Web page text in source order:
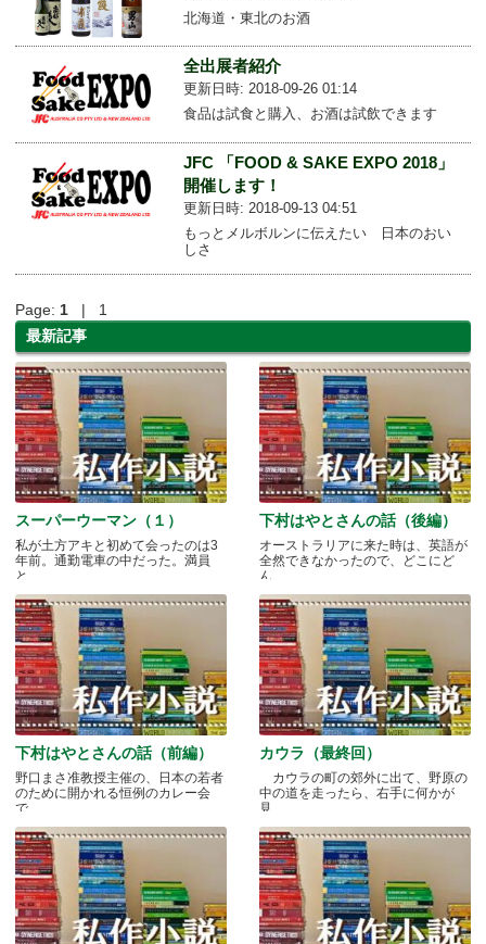
北海道・東北のお酒
全出展者紹介
更新日時: 2018-09-26 01:14
食品は試食と購入、お酒は試飲できます
JFC 「FOOD & SAKE EXPO 2018」
開催します！
更新日時: 2018-09-13 04:51
もっとメルボルンに伝えたい 日本のおい
しさ
Page: 1 | 1
最新記事
スーパーウーマン（１）
私が土方アキと初めて会ったのは3
年前。通勤電車の中だった。満員
と.....
下村はやとさんの話（後編）
オーストラリアに来た時は、英語が
全然できなかったので、どこにど
ん.....
下村はやとさんの話（前編）
野口まさ准教授主催の、日本の若者
のために開かれる恒例のカレー会
で.....
カウラ（最終回）
カウラの町の郊外に出て、野原の
中の道を走ったら、右手に何かが
見.....